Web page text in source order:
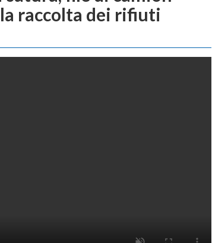
raccolta dei rifiuti